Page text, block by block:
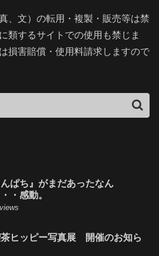
、文）の転用・複製・販売等は禁
類するサイトでの使用も禁じま
損害賠償・使用料請求しますので
んぱち』がまだあったなん
・感動。
ヒッピー写真展 開催のお知ら